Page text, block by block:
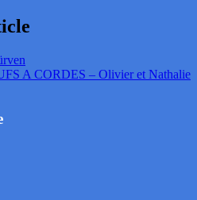
A CORDES – Olivier et Nathalie